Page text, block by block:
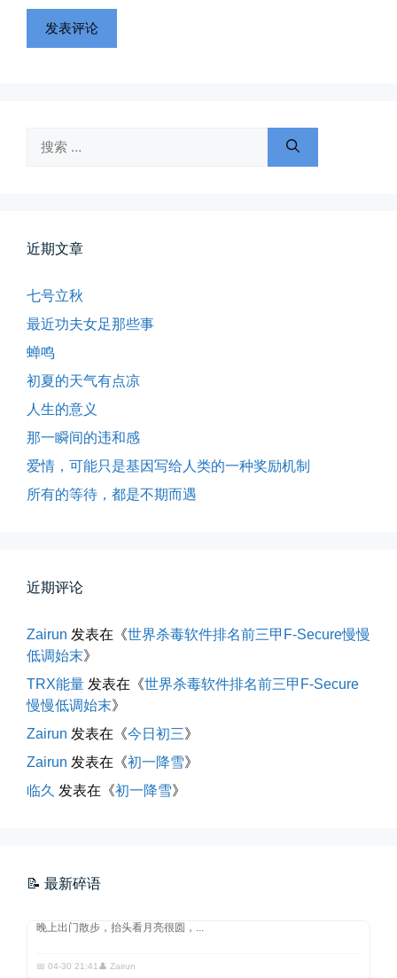
索：
近期文章
七号立秋
最近功夫女足那些事
蝉鸣
初夏的天气有点凉
人生的意义
那一瞬间的违和感
爱情，可能只是基因写给人类的一种奖励机制
所有的等待，都是不期而遇
近期评论
Zairun 发表在《世界杀毒软件排名前三甲F-Secure慢慢
低调始末》
TRX能量 发表在《世界杀毒软件排名前三甲F-Secure
慢慢低调始末》
Zairun 发表在《今日初三》
Zairun 发表在《初一降雪》
临久 发表在《初一降雪》
📝 最新碎语
所有的等待，都是不期而遇
晨风微凉，小区花香正浓。 从外...
📅 04-30 21:41 👤 Zairun